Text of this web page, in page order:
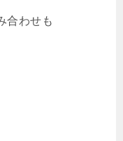
合わせも